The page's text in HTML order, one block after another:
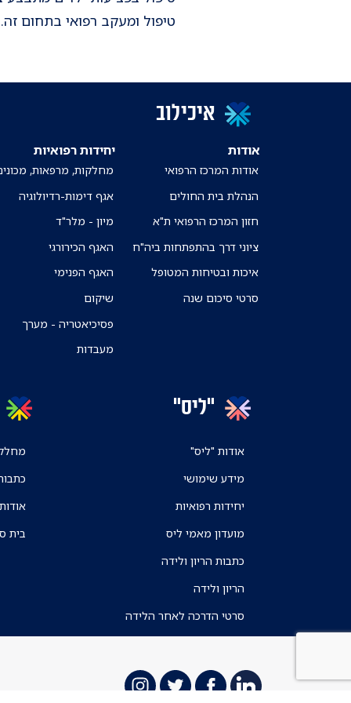
טיפול ומעקב רפואי בתחום זה.
איכילוב
אודות
אודות המרכז הרפואי
הנהלת בית החולים
חזון המרכז הרפואי ת"א
ציוני דרך בהתפתחות ביה"ח
איכות ובטיחות המטופל
סרטי סיכום שנה
יחידות רפואיות
מחלקות, מרפאות,
אגף דימות-רדיולוגיה
מיון - מלר"ד
האגף הכירורגי
האגף הפנימי
שיקום
פסיכיאטריה - מערך
מעבדות
"ליס"
אודות "ליס"
מידע שימושי
יחידות רפואיות
מועדון מאמי ליס
כתבות הריון ולידה
הריון ולידה
סרטי הדרכה לאחר הלידה
בית